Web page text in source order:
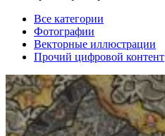
Все категории
Фотографии
Векторные иллюстрации
Прочий цифровой контент